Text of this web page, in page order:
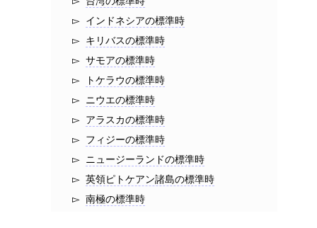
インドネシアの標準時
キリバスの標準時
サモアの標準時
トケラウの標準時
ニウエの標準時
アラスカの標準時
フィジーの標準時
ニュージーランドの標準時
英領ピトケアン諸島の標準時
南極の標準時